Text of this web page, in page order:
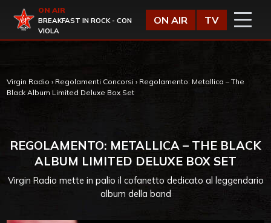
Virgin Radio
ON AIR
BREAKFAST IN ROCK - CON
VIOLA
ON AIR TV
Virgin Radio › Regolamenti Concorsi › Regolamento: Metallica – The
Black Album Limited Deluxe Box Set
REGOLAMENTO: METALLICA – THE BLACK
ALBUM LIMITED DELUXE BOX SET
Virgin Radio mette in palio il cofanetto dedicato al leggendario
album della band